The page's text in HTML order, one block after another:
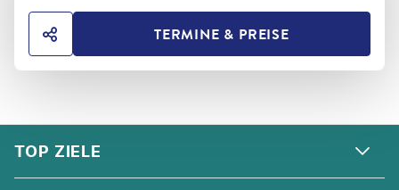
HOTEL TEILENTERMINE & PREISE
TOP ZIELE